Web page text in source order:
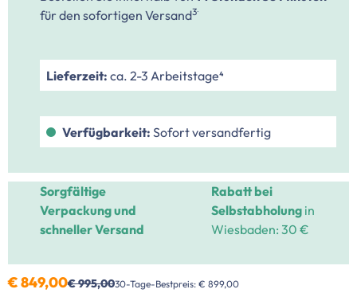
für den sofortigen Versand3
Lieferzeit: ca. 2-3 Arbeitstage⁴
Verfügbarkeit: Sofort versandfertig
Sorgfältige
Verpackung und
schneller Versand
Rabatt bei
Selbstabholung in
Wiesbaden: 30 €
€ 849,00€ 995,0030-Tage-Bestpreis: € 899,00